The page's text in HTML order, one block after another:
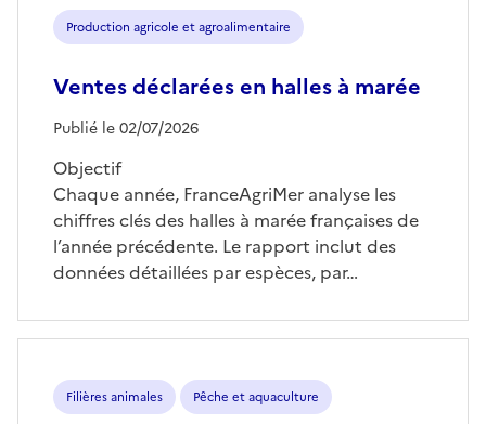
Production agricole et agroalimentaire
Ventes déclarées en halles à marée
Publié le 02/07/2026
Objectif
Chaque année, FranceAgriMer analyse les
chiffres clés des halles à marée françaises de
l’année précédente. Le rapport inclut des
données détaillées par espèces, par…
Filières animales Pêche et aquaculture